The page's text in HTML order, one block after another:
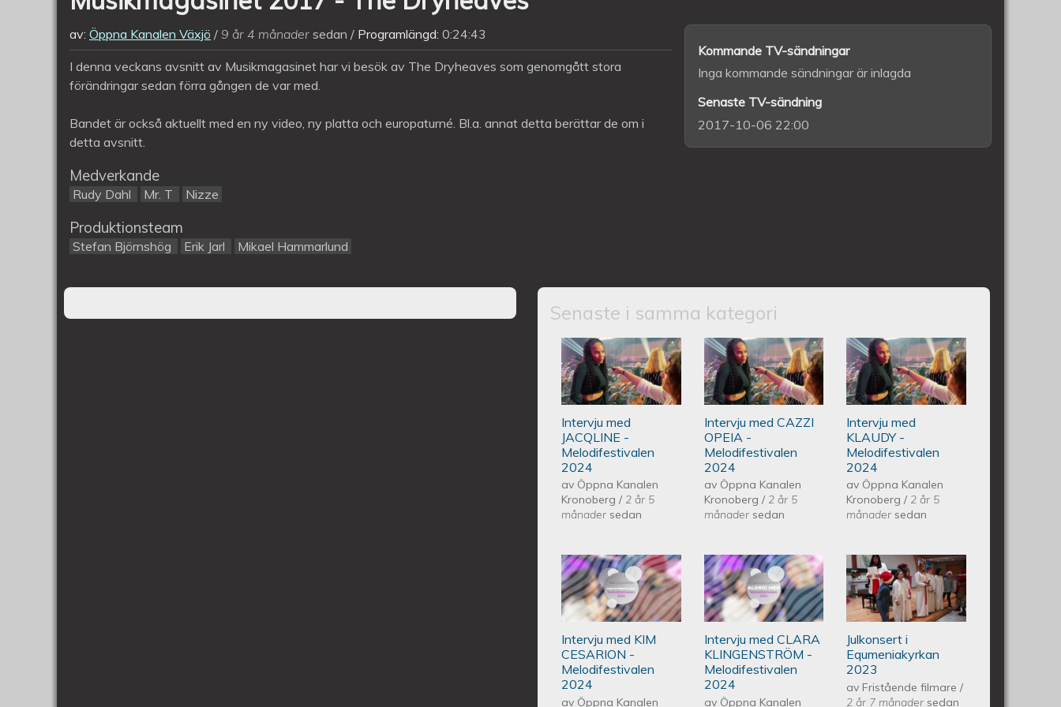
av: Öppna Kanalen Växjö 9 år 4 månader sedan Programlängd: 0:24:43
I denna veckans avsnitt av Musikmagasinet har vi besök av The Dryheaves som genomgått stora
förändringar sedan förra gången de var med.
Bandet är också aktuellt med en ny video, ny platta och europaturné. Bl.a. annat detta berättar de om i
detta avsnitt.
Medverkande
Rudy Dahl Mr. T Nizze
Produktionsteam
Stefan Björnshög Erik Jarl Mikael Hammarlund
Kommande TV-sändningar
Inga kommande sändningar är inlagda
Senaste TV-sändning
2017-10-06 22:00
Senaste i samma kategori
Intervju med JACQLINE - Melodifestivalen 2024
Intervju med
JACQLINE -
Melodifestivalen
2024
av Öppna Kanalen
Kronoberg/ 2 år 5
månader sedan
Intervju med CAZZI OPEIA -
Melodifestivalen 2024
Intervju med CAZZI
OPEIA -
Melodifestivalen
2024
av Öppna Kanalen
Kronoberg / 2 år 5
månadersedan
Intervju med
KLAUDY -
Melodifestivalen
2024
Intervju med
KLAUDY -
Melodifestivalen
2024
av Öppna Kanalen
Kronoberg/ 2 år 5
månader sedan
Intervju med KIM CESARION - Melodifestivalen
2024
Intervju med KIM
CESARION -
Melodifestivalen
2024
av Öppna Kanalen
Intervju med CLARA
KLINGENSTRÖM -
Melodifestivalen 2024
Intervju med CLARA
KLINGENSTRÖM -
Melodifestivalen
2024
av Öppna Kanalen
Piano Marly
Azevedo
Andersson
Julkonsert
Julkonsert i
Equmeniakyrkan
2023
av Fristående filmare/
2 år 7 månader sedan